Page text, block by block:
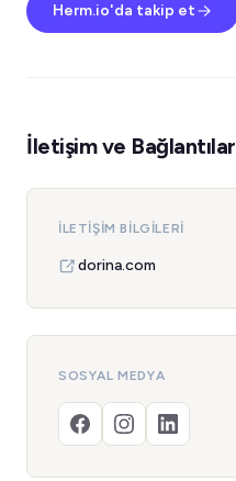
Herm.io'da takip et
İletişim ve Bağlantılar
İLETIŞIM BILGILERI
dorina.com
SOSYAL MEDYA